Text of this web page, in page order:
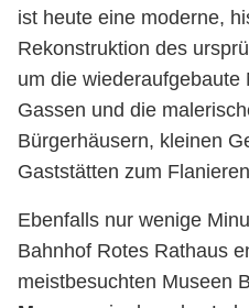
ist heute eine moderne,
Rekonstruktion des
um die
Gassen und die
Bürgerhäusern, kleinen
Gaststätten zum
Ebenfalls nur wenige
Bahnhof Rotes Rathaus
meistbesuchten Museen